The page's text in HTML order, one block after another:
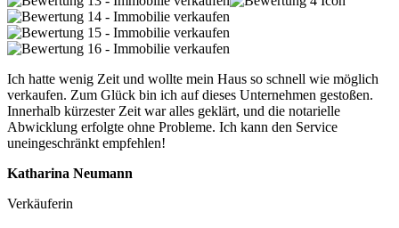
Ich hatte wenig Zeit und wollte mein Haus so schnell wie möglich
verkaufen. Zum Glück bin ich auf dieses Unternehmen gestoßen.
Innerhalb kürzester Zeit war alles geklärt, und die notarielle
Abwicklung erfolgte ohne Probleme. Ich kann den Service
uneingeschränkt empfehlen!
Katharina Neumann
Verkäuferin